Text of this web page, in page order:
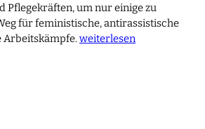
Pflegekräften, um nur einige zu
für feministische, antirassistische
Arbeitskämpfe.weiterlesen